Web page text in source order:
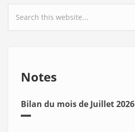
Search form
Notes
Bilan du mois de Juillet 2026